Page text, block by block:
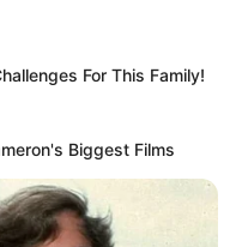
paylaşın
For This Family!
Biggest Films